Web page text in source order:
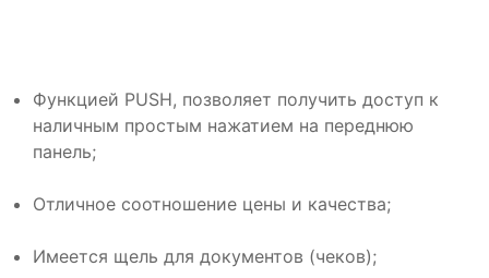
Функцией PUSH, позволяет получить доступ к
наличным простым нажатием на переднюю
панель;
Отличное соотношение цены и качества;
Имеется щель для документов (чеков);